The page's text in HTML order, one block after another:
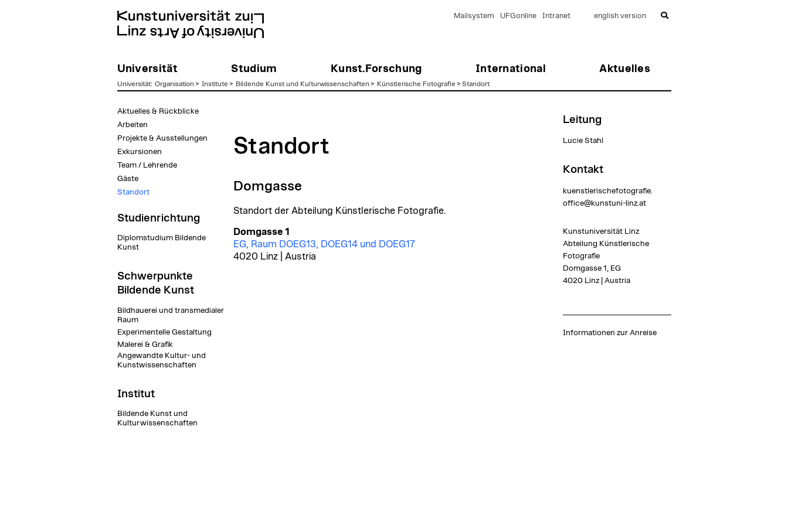
Universität Studium Kunst.Forschung International Aktuelles
Mailsystem UFGonline Intranet english version
Universität: Organisation > Institute > Bildende Kunst und Kulturwissenschaften > Künstlerische Fotografie > Standort
Aktuelles & Rückblicke
Arbeiten
Projekte & Ausstellungen
Exkursionen
Team / Lehrende
Gäste
Standort
Studienrichtung
Diplomstudium Bildende
Kunst
Schwerpunkte
Bildende Kunst
Bildhauerei und transmedialer
Raum
Experimentelle Gestaltung
Malerei & Grafik
Angewandte Kultur- und
Kunstwissenschaften
Institut
Bildende Kunst und
Kulturwissenschaften
Standort
Domgasse
Standort der Abteilung Künstlerische Fotografie.
Domgasse 1
EG, Raum DOEG13, DOEG14 und DOEG17
4020 Linz | Austria
Leitung
Lucie Stahl
Kontakt
kuenstlerischefotografie.
office@kunstuni-linz.at
Kunstuniversität Linz
Abteilung Künstlerische
Fotografie
Domgasse 1, EG
4020 Linz | Austria
Informationen zur Anreise